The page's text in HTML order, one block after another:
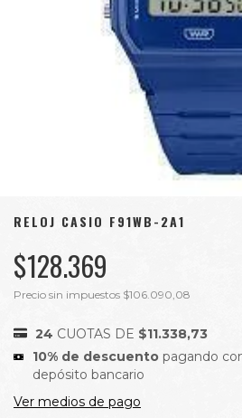
RELOJ CASIO F91WB-2A1
$128.369
Precio sin impuestos $106.090,08
24 CUOTAS DE $11.338,73
10% de descuento pagando
depósito bancario
Ver medios de pago